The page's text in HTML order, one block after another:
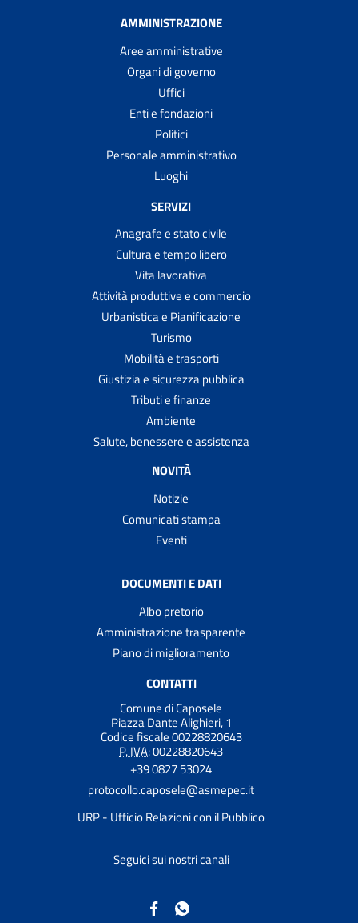
AMMINISTRAZIONE
Aree amministrative
Organi di governo
Uffici
Enti e fondazioni
Politici
Personale amministrativo
Luoghi
SERVIZI
Anagrafe e stato civile
Cultura e tempo libero
Vita lavorativa
Attività produttive e commercio
Urbanistica e Pianificazione
Turismo
Mobilità e trasporti
Giustizia e sicurezza pubblica
Tributi e finanze
Ambiente
Salute, benessere e assistenza
NOVITÀ
Notizie
Comunicati stampa
Eventi
DOCUMENTI E DATI
Albo pretorio
Amministrazione trasparente
Piano di miglioramento
CONTATTI
Comune di Caposele
Piazza Dante Alighieri, 1
Codice fiscale 00228820643
P. IVA:00228820643
+39 0827 53024
protocollo.caposele@asmepec.it
URP - Ufficio Relazioni con il Pubblico
Seguici sui nostri canali